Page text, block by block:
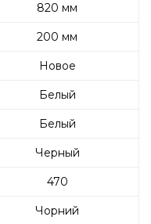
820 мм
200 мм
Новое
Белый
Белый
Черный
470
Чорний